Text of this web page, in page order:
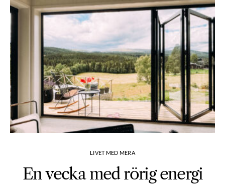
LIVET MED MERA
En vecka med rörig energi